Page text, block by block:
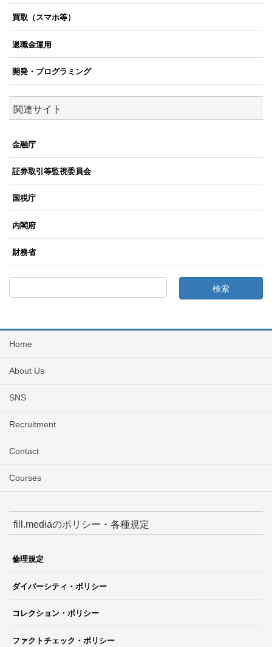
買取（スマホ等）
退職金運用
開発・プログラミング
関連サイト
金融庁
証券取引等監視委員会
国税庁
内閣府
財務省
Home
About Us
SNS
Recruitment
Contact
Courses
fill.mediaのポリシー・各種規定
倫理規定
ダイバーシティ・ポリシー
コレクション・ポリシー
ファクトチェック・ポリシー